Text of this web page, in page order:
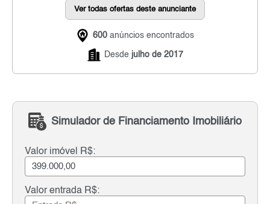
Ver todas ofertas deste anunciante
600 anúncios encontrados
Desde julho de 2017
Simulador de Financiamento Imobiliário
Valor imóvel R$:
Valor entrada R$: